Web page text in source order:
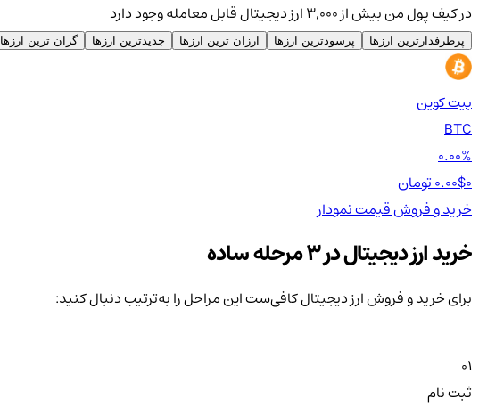
در کیف پول من بیش از ۳,۰۰۰ ارز دیجیتال قابل معامله وجود دارد
پرطرفدارترین ارزها پرسودترین ارزها ارزان ترین ارزها جدیدترین ارزها گران ترین ارزها
بیت کوین
BTC
0.00%
0.00$0 تومان
خرید و فروشقیمتنمودار
خرید ارز دیجیتال در 3 مرحله ساده
برای خرید و فروش ارز دیجیتال کافی‌ست این مراحل را به‌ترتیب دنبال کنید:
01
ثبت نام